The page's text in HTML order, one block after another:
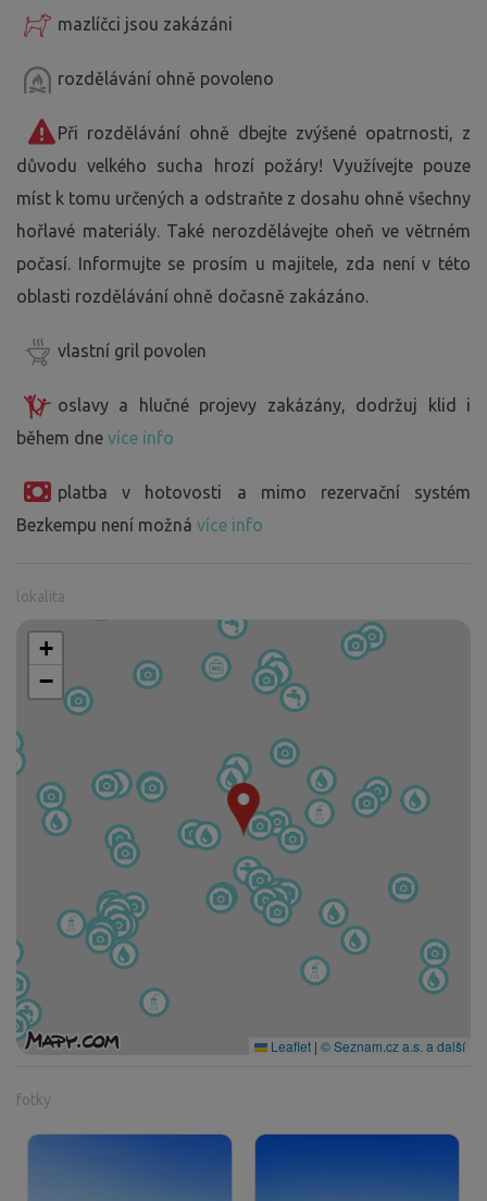
mazlíčci jsou zakázáni
rozdělávání ohně povoleno
Při rozdělávání ohně dbejte zvýšené opatrnosti, z
důvodu velkého sucha hrozí požáry! Využívejte pouze
míst k tomu určených a odstraňte z dosahu ohně všechny
hořlavé materiály. Také nerozdělávejte oheň ve větrném
počasí. Informujte se prosím u majitele, zda není v této
oblasti rozdělávání ohně dočasně zakázáno.
vlastní gril povolen
oslavy a hlučné projevy zakázány, dodržuj klid i
během dne více info
platba v hotovosti a mimo rezervační systém
Bezkempu není možná více info
lokalita
+
−
Leaflet | © Seznam.cz a.s. a další
fotky